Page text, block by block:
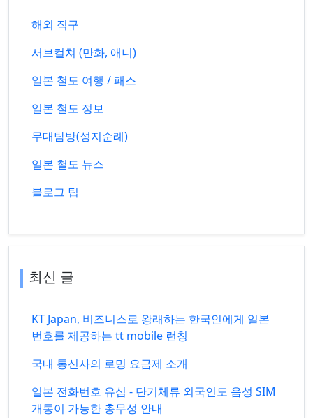
해외 직구
서브컬쳐 (만화, 애니)
일본 철도 여행 / 패스
일본 철도 정보
무대탐방(성지순례)
일본 철도 뉴스
블로그 팁
최신 글
KT Japan, 비즈니스로 왕래하는 한국인에게 일본
번호를 제공하는 tt mobile 런칭
국내 통신사의 로밍 요금제 소개
일본 전화번호 유심 - 단기체류 외국인도 음성 SIM
개통이 가능한 총무성 안내